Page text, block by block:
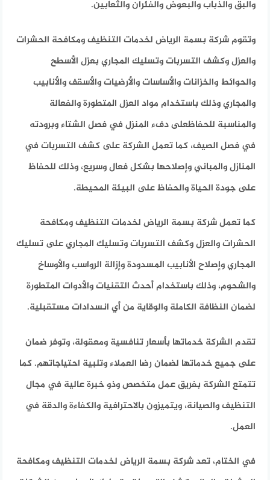
والبق والذباب والبعوض والفئران والثعابين.
وتقوم شركة بسمة الرياض لخدمات التنظيف ومكافحة الحشرات
والعزل وكشف التسربات وتسليك المجاري بعزل الأسطح
والحوائط والخزانات والأساسات والأرضيات والأسقف والأنابيب
والمجاري وذلك باستخدام مواد العزل المتطورة والفعالة
والمناسبة للحفاظعلى دفء المنزل في فصل الشتاء وبرودته
في فصل الصيف، كما تعمل الشركة على كشف التسربات في
المنازل والمباني وإصلاحها بشكل فعال وسريع، وذلك للحفاظ
على جودة الحياة والحفاظ على البيئة المحيطة.
كما تعمل شركة بسمة الرياض لخدمات التنظيف ومكافحة
الحشرات والعزل وكشف التسربات وتسليك المجاري على تسليك
المجاري وإصلاح الأنابيب المسدودة وإزالة الرواسب والأوساخ
والشحوم، وذلك باستخدام أحدث التقنيات والأدوات المتطورة
لضمان النظافة الكاملة والوقاية من أي انسدادات مستقبلية.
تقدم الشركة خدماتها بأسعار تنافسية ومعقولة، وتوفر ضمان
على جميع خدماتها لضمان رضا العملاء وتلبية احتياجاتهم. كما
تتمتع الشركة بفريق عمل متخصص وذو خبرة عالية في مجال
التنظيف والصيانة، ويتميزون بالاحترافية والكفاءة والدقة في
العمل.
في الختام، تعد شركة بسمة الرياض لخدمات التنظيف ومكافحة